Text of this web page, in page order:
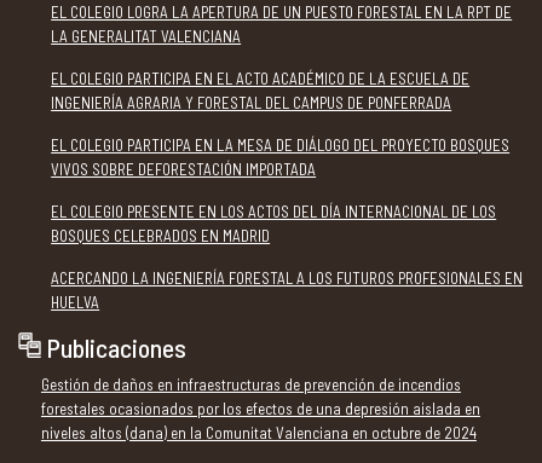
EL COLEGIO LOGRA LA APERTURA DE UN PUESTO FORESTAL EN LA RPT DE
LA GENERALITAT VALENCIANA
EL COLEGIO PARTICIPA EN EL ACTO ACADÉMICO DE LA ESCUELA DE
INGENIERÍA AGRARIA Y FORESTAL DEL CAMPUS DE PONFERRADA
EL COLEGIO PARTICIPA EN LA MESA DE DIÁLOGO DEL PROYECTO BOSQUES
VIVOS SOBRE DEFORESTACIÓN IMPORTADA
EL COLEGIO PRESENTE EN LOS ACTOS DEL DÍA INTERNACIONAL DE LOS
BOSQUES CELEBRADOS EN MADRID
ACERCANDO LA INGENIERÍA FORESTAL A LOS FUTUROS PROFESIONALES EN
HUELVA
Publicaciones
Gestión de daños en infraestructuras de prevención de incendios
forestales ocasionados por los efectos de una depresión aislada en
niveles altos (dana) en la Comunitat Valenciana en octubre de 2024